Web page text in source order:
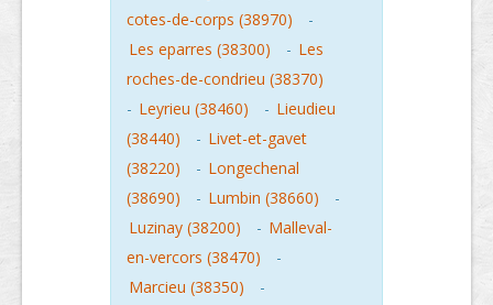
cotes-de-corps (38970)
-
Les eparres (38300)
- Les
roches-de-condrieu (38370)
- Leyrieu (38460) - Lieudieu
(38440)
- Livet-et-gavet
(38220)
- Longechenal
(38690)
- Lumbin (38660)
-
Luzinay (38200)
- Malleval-
en-vercors (38470)
-
Marcieu (38350)
-